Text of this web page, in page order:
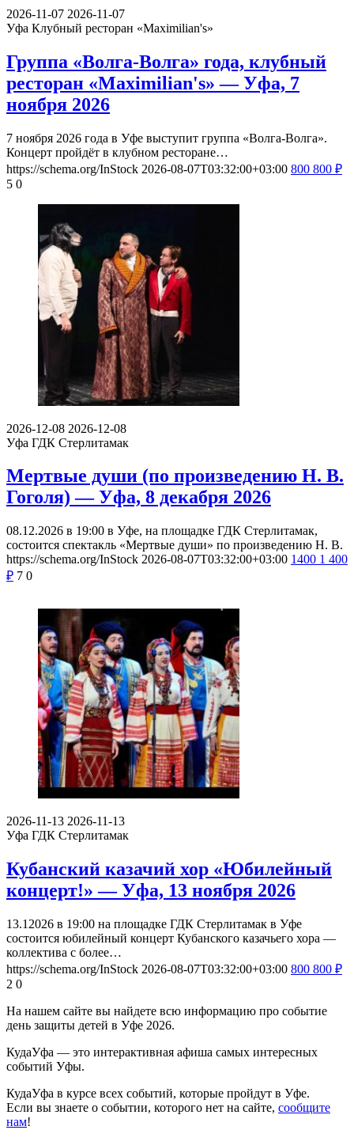
2026-11-07 2026-11-07
Уфа Клубный ресторан «Maximilian's»
Группа «Волга-Волга» года, клубный
ресторан «Maximilian's» — Уфа, 7
ноября 2026
7 ноября 2026 года в Уфе выступит группа «Волга-Волга».
Концерт пройдёт в клубном ресторане…
https://schema.org/InStock 2026-08-07T03:32:00+03:00 800 800 ₽
5 0
2026-12-08 2026-12-08
Уфа ГДК Стерлитамак
Мертвые души (по произведению Н. В.
Гоголя) — Уфа, 8 декабря 2026
08.12.2026 в 19:00 в Уфе, на площадке ГДК Стерлитамак,
состоится спектакль «Мертвые души» по произведению Н. В.
https://schema.org/InStock 2026-08-07T03:32:00+03:00 1400 1 400
₽ 7 0
2026-11-13 2026-11-13
Уфа ГДК Стерлитамак
Кубанский казачий хор «Юбилейный
концерт!» — Уфа, 13 ноября 2026
13.12026 в 19:00 на площадке ГДК Стерлитамак в Уфе
состоится юбилейный концерт Кубанского казачьего хора —
коллектива с более…
https://schema.org/InStock 2026-08-07T03:32:00+03:00 800 800 ₽
2 0
На нашем сайте вы найдете всю информацию про событие
день защиты детей в Уфе 2026.
КудаУфа — это интерактивная афиша самых интересных
событий Уфы.
КудаУфа в курсе всех событий, которые пройдут в Уфе.
Если вы знаете о событии, которого нет на сайте, сообщите
нам!